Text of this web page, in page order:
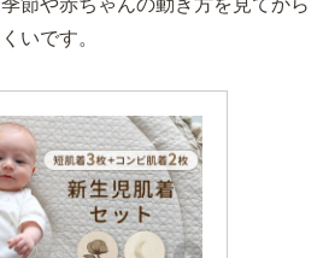
節や赤ちゃんの動き方を見てから
いです。